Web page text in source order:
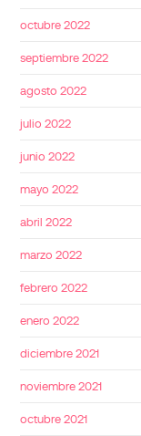
octubre 2022
septiembre 2022
agosto 2022
julio 2022
junio 2022
mayo 2022
abril 2022
marzo 2022
febrero 2022
enero 2022
diciembre 2021
noviembre 2021
octubre 2021